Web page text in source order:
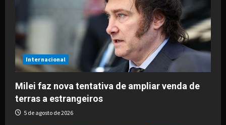
a
t
i
o
n
Internacional
Milei faz nova tentativa de ampliar venda de
terras a estrangeiros
5 de agosto de 2026